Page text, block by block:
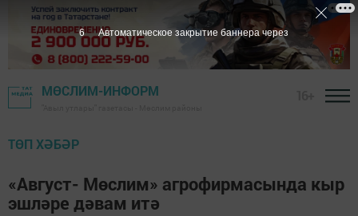
МӨСЛИМ-ИНФОРМ
ТӨП ХӘБӘР
«Август- Мөслим» агрофирмасында кыр
эшләре дәвам итә
5 Автоматическое закрытие баннера через